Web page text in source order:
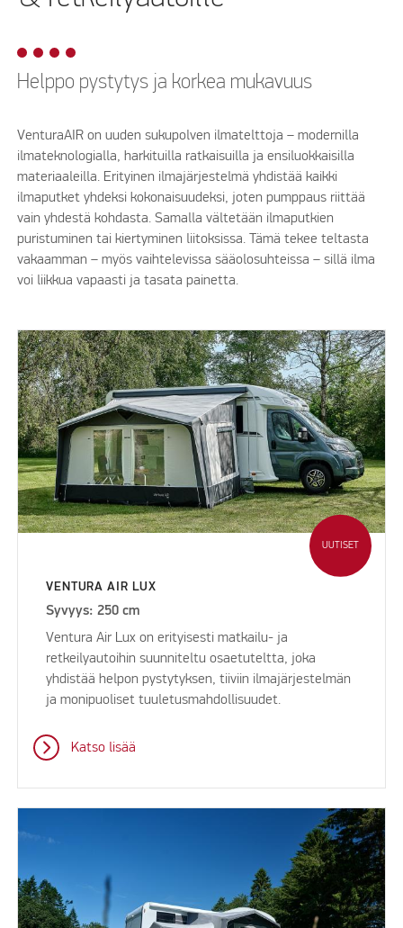
Helppo pystytys ja korkea mukavuus
VenturaAIR on uuden sukupolven ilmatelttoja – modernilla
ilmateknologialla, harkituilla ratkaisuilla ja ensiluokkaisilla
materiaaleilla. Erityinen ilmajärjestelmä yhdistää kaikki
ilmaputket yhdeksi kokonaisuudeksi, joten pumppaus riittää
vain yhdestä kohdasta. Samalla vältetään ilmaputkien
puristuminen tai kiertyminen liitoksissa. Tämä tekee teltasta
vakaamman – myös vaihtelevissa sääolosuhteissa – sillä ilma
voi liikkua vapaasti ja tasata painetta.
UUTISET
VENTURA AIR LUX
Syvyys: 250 cm
Ventura Air Lux on erityisesti matkailu- ja
retkeilyautoihin suunniteltu osaetuteltta, joka
yhdistää helpon pystytyksen, tiiviin ilmajärjestelmän
ja monipuoliset tuuletusmahdollisuudet.
Katso lisää